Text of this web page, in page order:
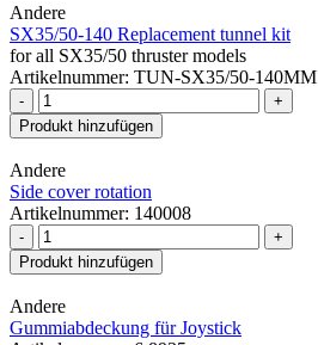
Andere
SX35/50-140 Replacement tunnel kit
for all SX35/50 thruster models
Artikelnummer: TUN-SX35/50-140MM
-
+
Produkt hinzufügen
Andere
Side cover rotation
Artikelnummer: 140008
-
+
Produkt hinzufügen
Andere
Gummiabdeckung für Joystick